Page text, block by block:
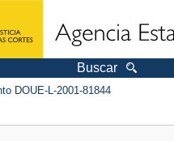
Buscar
DOUE-L-2001-81844